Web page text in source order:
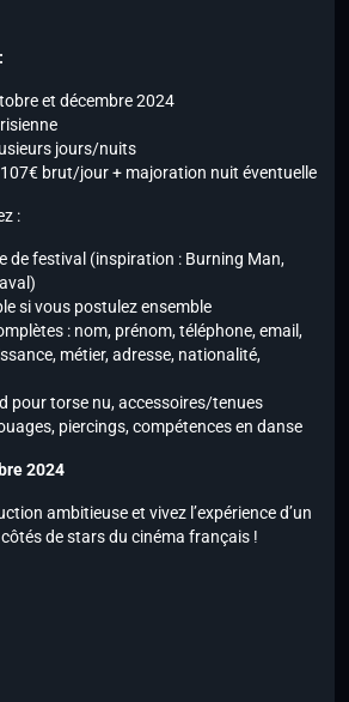
et décembre 2024
jours/nuits
brut/jour + majoration nuit éventuelle
:
de festival (inspiration : Burning Man,
si vous postulez ensemble
: nom, prénom, téléphone, email,
métier, adresse, nationalité,
pour torse nu, accessoires/tenues
piercings, compétences en danse
2024
ambitieuse et vivez l’expérience d’un
de stars du cinéma français !